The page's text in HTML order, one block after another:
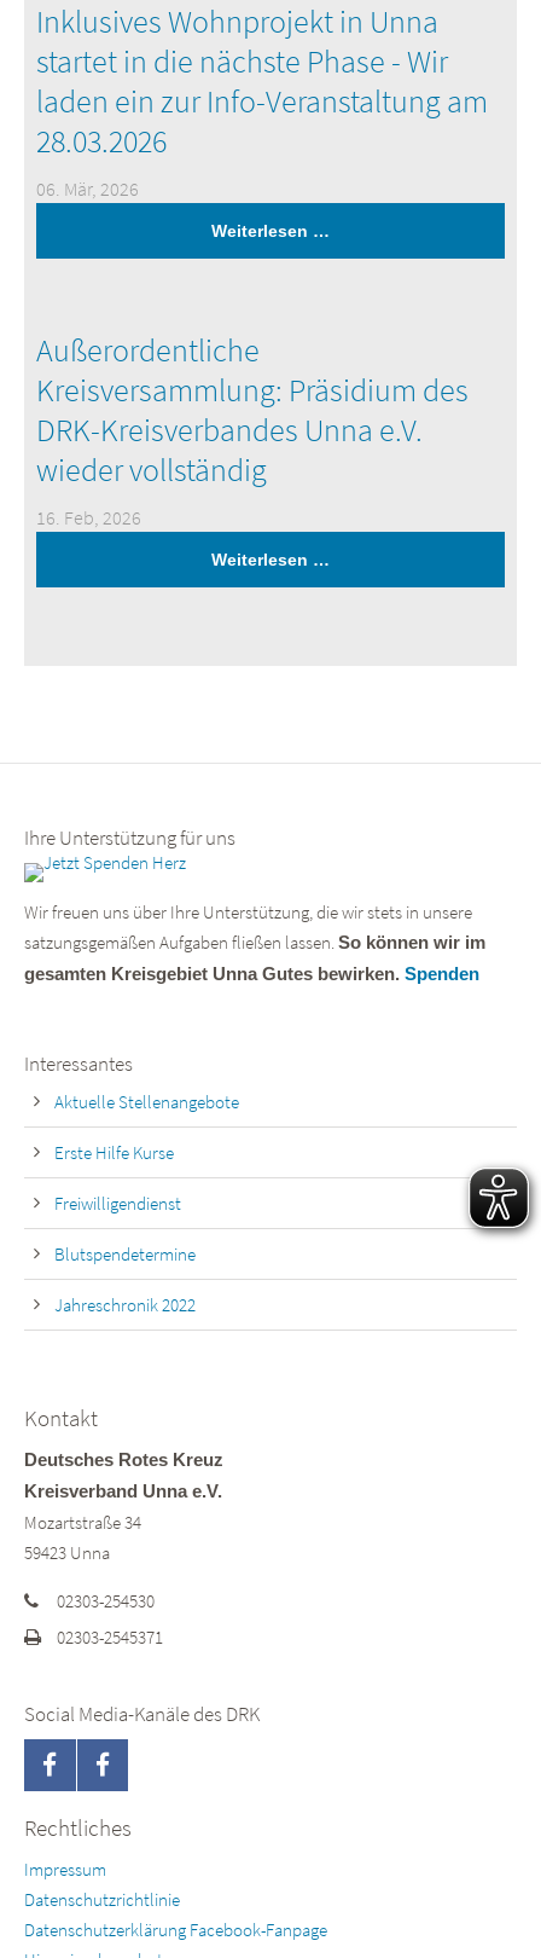
Inklusives Wohnprojekt in Unna
startet in die nächste Phase - Wir
laden ein zur Info-Veranstaltung am
28.03.2026
06. Mär, 2026
Weiterlesen …
Außerordentliche
Kreisversammlung: Präsidium des
DRK-Kreisverbandes Unna e.V.
wieder vollständig
16. Feb, 2026
Weiterlesen …
Ihre Unterstützung für uns
Wir freuen uns über Ihre Unterstützung, die wir stets in unsere
satzungsgemäßen Aufgaben fließen lassen.So können wir im
gesamten Kreisgebiet Unna Gutes bewirken.Spenden
Interessantes
Aktuelle Stellenangebote
Erste Hilfe Kurse
Freiwilligendienst
Blutspendetermine
Jahreschronik 2022
Kontakt
Deutsches Rotes Kreuz
Kreisverband Unna e.V.
Mozartstraße 34
59423 Unna
02303-254530
02303-2545371
Social Media-Kanäle des DRK
Rechtliches
Impressum
Datenschutzrichtlinie
Datenschutzerklärung Facebook-Fanpage